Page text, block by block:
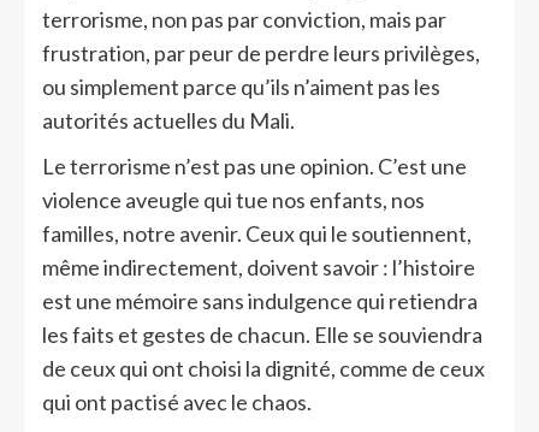
terrorisme, non pas par conviction, mais par
frustration, par peur de perdre leurs privilèges,
ou simplement parce qu’ils n’aiment pas les
autorités actuelles du Mali.
Le terrorisme n’est pas une opinion. C’est une
violence aveugle qui tue nos enfants, nos
familles, notre avenir. Ceux qui le soutiennent,
même indirectement, doivent savoir : l’histoire
est une mémoire sans indulgence qui retiendra
les faits et gestes de chacun. Elle se souviendra
de ceux qui ont choisi la dignité, comme de ceux
qui ont pactisé avec le chaos.